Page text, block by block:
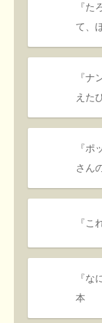
『た
て、
『
えた
『ポ
さん
『こ
『
本